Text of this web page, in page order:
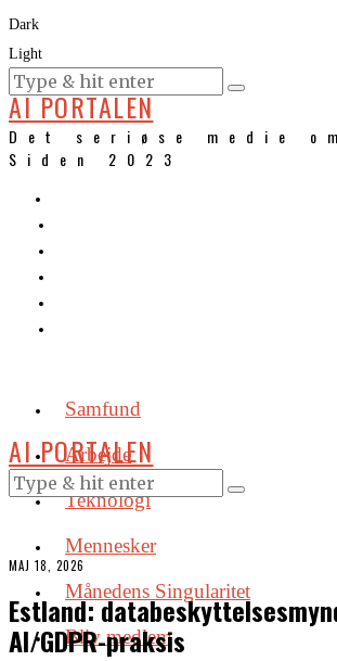
Dark
Light
KURSER
AI PORTALEN
Det seriøse medie
Siden 2023
Samfund
Arbejde
Teknologi
Mennesker
Månedens Singularitet
Bliv medlem
AI PORTALEN
MAJ 18, 2026
Estland:
AI/GDPR-praksis